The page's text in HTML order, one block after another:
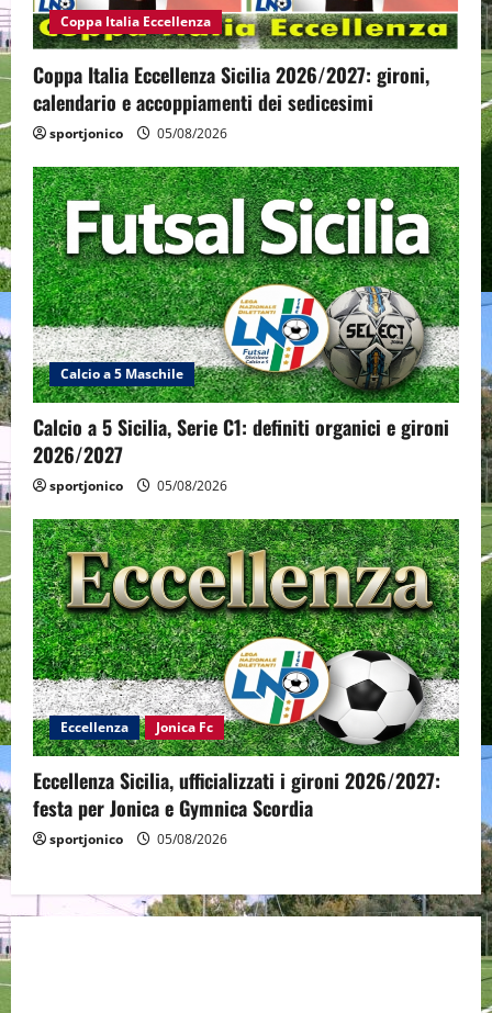
Coppa Italia Eccellenza
Coppa Italia Eccellenza Sicilia 2026/2027: gironi,
calendario e accoppiamenti dei sedicesimi
sportjonico 05/08/2026
Calcio a 5 Maschile
Calcio a 5 Sicilia, Serie C1: definiti organici e gironi
2026/2027
sportjonico 05/08/2026
Eccellenza Jonica Fc
Eccellenza Sicilia, ufficializzati i gironi 2026/2027:
festa per Jonica e Gymnica Scordia
sportjonico 05/08/2026